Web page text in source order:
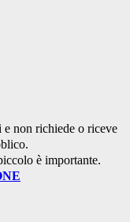
non richiede o riceve
è importante.